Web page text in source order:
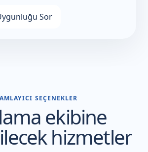
Sor
SEÇENEKLER
ekibine
hizmetler